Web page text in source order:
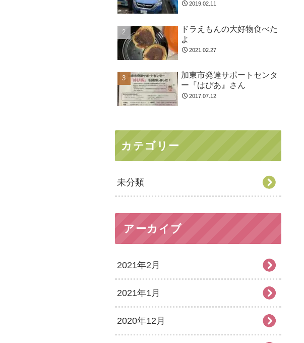
2019.02.11
ドラえもんの大好物食べた
よ
2021.02.27
加東市発達サポートセンタ
ー『はぴあ』さん
2017.07.12
カテゴリー
未分類
アーカイブ
2021年2月
2021年1月
2020年12月